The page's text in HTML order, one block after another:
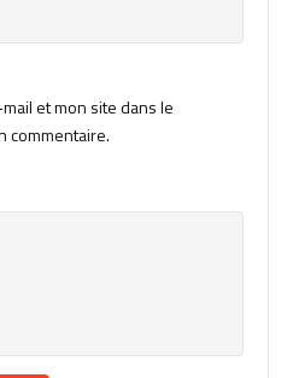
et mon site dans le
commentaire.